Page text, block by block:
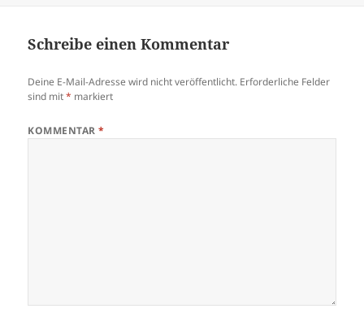
Schreibe einen Kommentar
Deine E-Mail-Adresse wird nicht veröffentlicht. Erforderliche Felder
sind mit* markiert
KOMMENTAR*